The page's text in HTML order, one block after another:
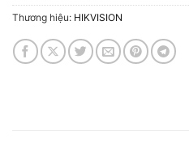
Thương hiệu: HIKVISION